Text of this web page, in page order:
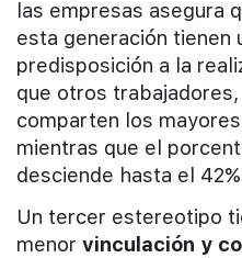
las empresas asegura
esta generación tienen
predisposición a la
que otros trabajadores,
comparten los
mientras que el
desciende hasta el
Un tercer estereotipo
menor vinculación y